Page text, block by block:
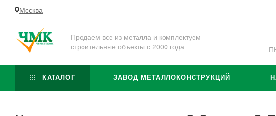
Москва
Продаем все из металла и комплектуем
строительные объекты с 2000 года.
КАТАЛОГ ЗАВОД МЕТАЛЛОКОНСТРУКЦИЙ